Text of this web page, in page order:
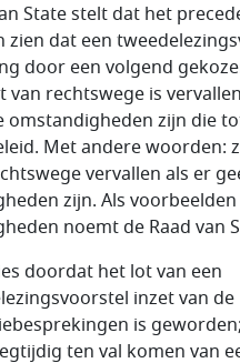
State stelt dat het
zien dat een
door een volgend
van rechtswege is
omstandigheden zijn die
Met andere woorden:
vervallen als er
zijn. Als
noemt de Raad van
doordat het lot van een
inzet van de
is geworden;
ten val komen van